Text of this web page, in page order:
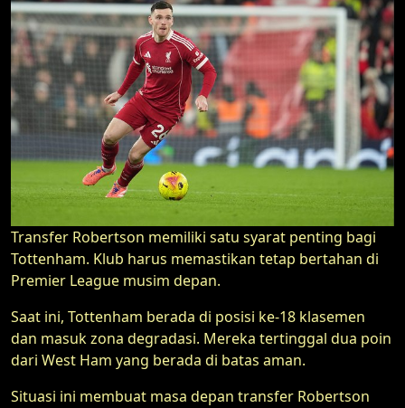
Transfer Robertson memiliki satu syarat penting bagi
Tottenham. Klub harus memastikan tetap bertahan di
Premier League musim depan.
Saat ini, Tottenham berada di posisi ke-18 klasemen
dan masuk zona degradasi. Mereka tertinggal dua poin
dari West Ham yang berada di batas aman.
Situasi ini membuat masa depan transfer Robertson